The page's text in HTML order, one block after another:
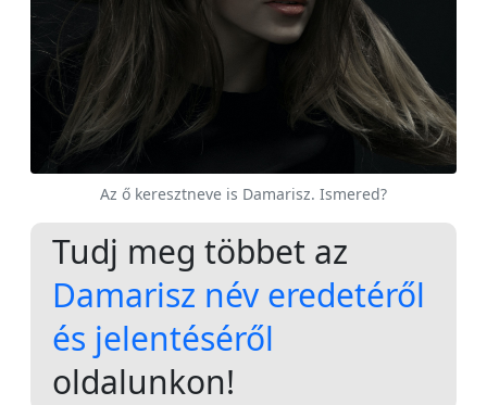
Az ő keresztneve is Damarisz. Ismered?
Tudj meg többet az
Damarisz név eredetéről
és jelentéséről
oldalunkon!